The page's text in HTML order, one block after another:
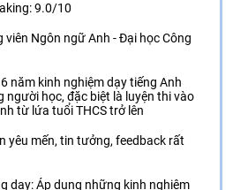
9.0/10
viên Ngôn ngữ Anh - Đại học Công
năm kinh nghiệm dạy tiếng Anh
người học, đặc biệt là luyện thi vào
từ lứa tuổi THCS trở lên
yêu mến, tin tưởng, feedback rất
dạy: Áp dụng những kinh nghiệm